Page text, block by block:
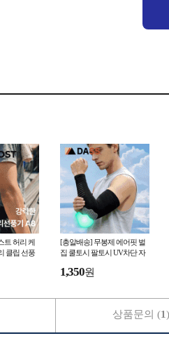
트 허리 케
클립 선풍
용
[총알배송] 무봉제 에어핏 벌
집 쿨토시 팔토시 UV차단 자
1,350원
상품문의 (1)